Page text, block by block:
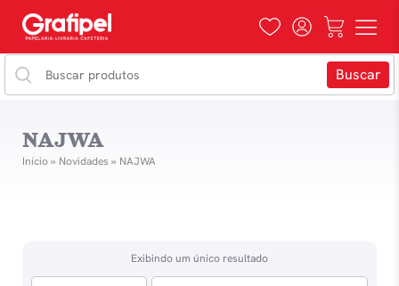
NAJWA
Início» Novidades » NAJWA
Exibindo um único resultado